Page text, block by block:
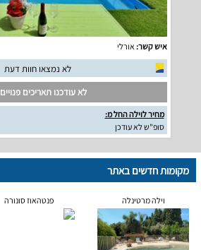
איש קשר: אורלי
לא נמצאו חוות דעת
לא עודכנו תאריכים פנויים
מחיר לוילה החל מ:
סופ"ש לא עודכן
מקומות חדשים באתר
וילה מרטינלה פנטהאוז סונורה